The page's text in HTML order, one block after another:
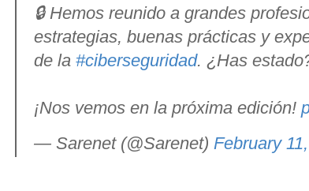
🔒 Hemos reunido a grandes
estrategias, buenas prácticas y
de la #ciberseguridad. ¿Has
¡Nos vemos en la próxima edición!
— Sarenet (@Sarenet) February